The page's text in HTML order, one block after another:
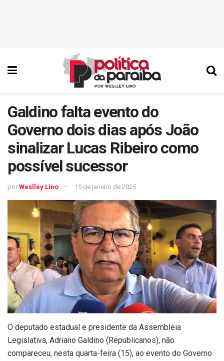
Galdino falta evento do
Governo dois dias após João
sinalizar Lucas Ribeiro como
possível sucessor
por Weslley Lino 15 de janeiro de 2025
O deputado estadual e presidente da Assembleia
Legislativa, Adriano Galdino (Republicanos), não
compareceu, nesta quarta-feira (15), ao evento do Governo